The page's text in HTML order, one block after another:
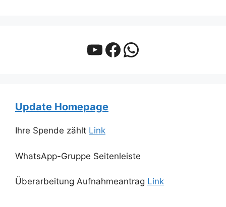
YouTube
Facebook
WhatsApp
Update Homepage
Ihre Spende zählt Link
WhatsApp-Gruppe Seitenleiste
Überarbeitung Aufnahmeantrag Link